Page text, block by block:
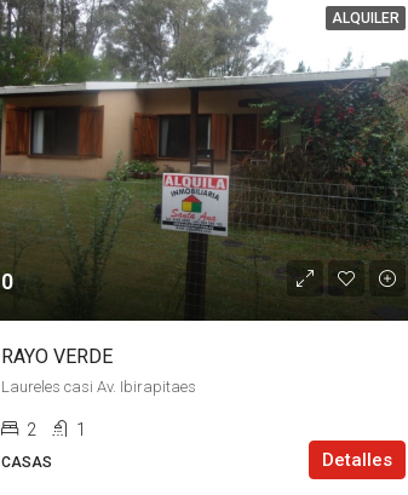
ALQUILER
0
RAYO VERDE
Laureles casi Av. Ibirapitaes
2 1
CASAS Detalles